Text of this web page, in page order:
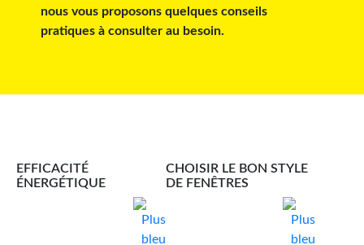
nous vous proposons quelques conseils
pratiques à consulter au besoin.
EFFICACITÉ
ÉNERGÉTIQUE
CHOISIR LE BON STYLE
DE FENÊTRES